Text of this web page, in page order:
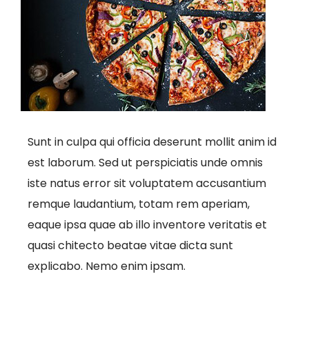
Sunt in culpa qui officia deserunt mollit anim id
est laborum. Sed ut perspiciatis unde omnis
iste natus error sit voluptatem accusantium
remque laudantium, totam rem aperiam,
eaque ipsa quae ab illo inventore veritatis et
quasi chitecto beatae vitae dicta sunt
explicabo. Nemo enim ipsam.